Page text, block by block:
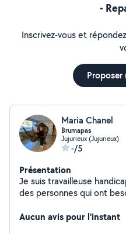
-
Inscrivez-vous et
Proposer
Maria Chanel
Brumapas
Jujurieux (Jujurieux)
-/5
Présentation
Je suis travailleuse
des personnes qui ont
manger,vous promener ,
Aucun avis pour l'instant